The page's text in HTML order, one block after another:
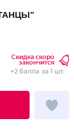
Скидка скоро
закончится
+2 балла за 1 шт.